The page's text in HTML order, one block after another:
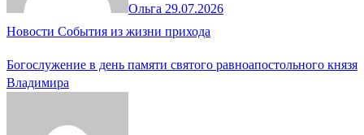
Ольга 29.07.2026
Новости События из жизни прихода
Богослужение в день памяти святого равноапостольного князя
Владимира